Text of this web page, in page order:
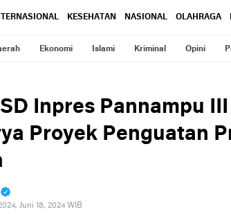
KESEHATAN NASIONAL OLAHRAGA
Ekonomi Islami Kriminal Opini
Inpres Pannampu
Proyek Penguatan
Juni 18, 2024 WIB